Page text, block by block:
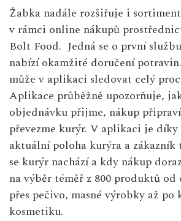
Žabka nadále rozšiřuje i
v rámci online nákupů
Bolt Food. Jedná se o první
nabízí okamžité doručení
může v aplikaci sledovat celý
Aplikace průběžně upozorňuje,
objednávku přijme, nákup
převezme kurýr. V aplikaci je díky
aktuální poloha kurýra a zákazník
se kurýr nachází a kdy nákup
na výběr téměř z 800 produktů od
přes pečivo, masné výrobky až
kosmetiku.